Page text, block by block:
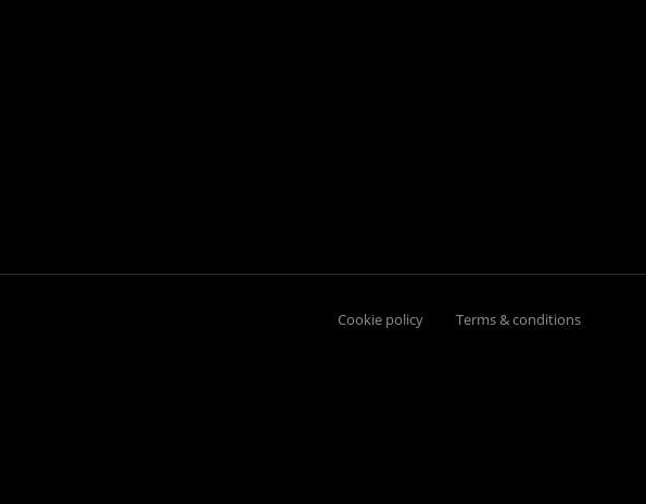
Cookie policy Terms & conditions